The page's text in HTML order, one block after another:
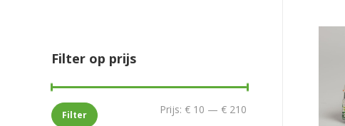
Filter op prijs
Filter Prijs: € 10 — € 210